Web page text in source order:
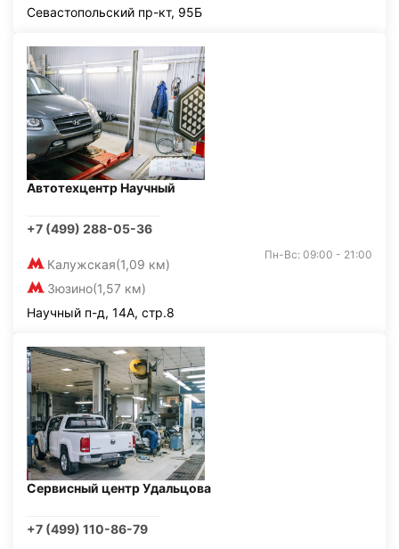
Севастопольский пр-кт, 95Б
Автотехцентр Научный
+7 (499) 288-05-36
Калужская(1,09 км)
Зюзино(1,57 км)
Пн-Вс: 09:00 - 21:00
Научный п-д, 14А, стр.8
Сервисный центр Удальцова
+7 (499) 110-86-79